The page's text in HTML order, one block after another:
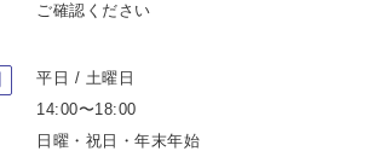
ご確認ください
平日 / 土曜日
14:00〜18:00
日曜・祝日・年末年始